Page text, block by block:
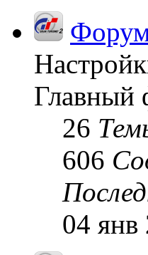
Главный
26
606
04 янв